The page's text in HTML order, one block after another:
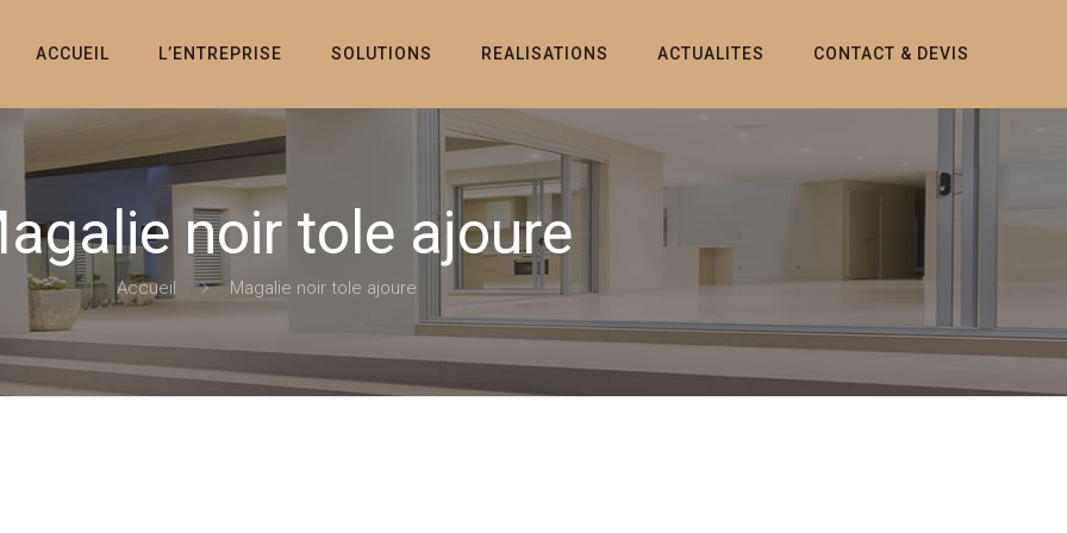
ACCUEIL L’ENTREPRISE SOLUTIONS REALISATIONS ACTUALITES CONTACT & DEVIS
noir tole ajoure
Accueil Magalie noir tole ajoure